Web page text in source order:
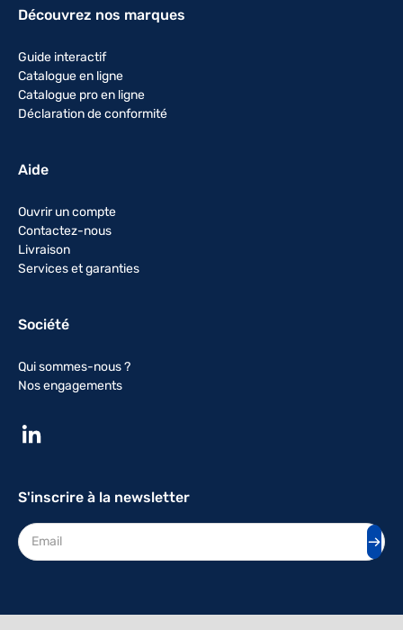
Découvrez nos marques
Guide interactif
Catalogue en ligne
Catalogue pro en ligne
Déclaration de conformité
Aide
Ouvrir un compte
Contactez-nous
Livraison
Services et garanties
Société
Qui sommes-nous ?
Nos engagements
S'inscrire à la newsletter
Adresse mail